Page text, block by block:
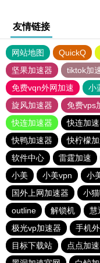
友情链接
网站地图 QuickQ
坚果加速器
tiktok加
免费vqn外网加速
小
旋风加速器
免费vps
快连加速器
快连加
快鸭加速器
快柠檬
软件中心
雷霆加速
小美
小美vpn 小
国外上网加速器
小
outline
解锁机 慧
极光vp加速器
手机
目标下载站
点点加